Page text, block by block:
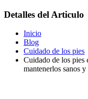
Detalles del Articulo
Inicio
Blog
Cuidado de los pies
Cuidado de los pies
mantenerlos sanos y